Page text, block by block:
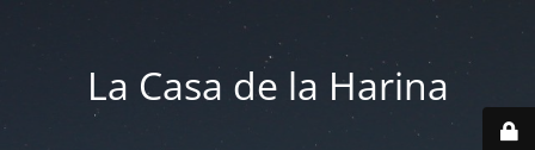
La Casa de la Harina